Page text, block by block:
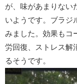
が、味があまりない
いようです。ブラジ
みました。効果もコ
労回復、ストレス解
るそうです。